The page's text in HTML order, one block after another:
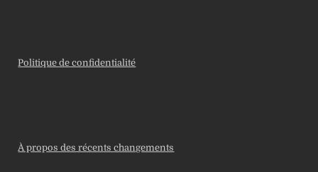
Politique de confidentialité
À propos des récents changements